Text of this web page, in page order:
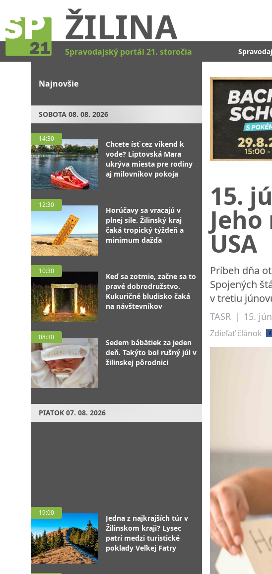
ŽILINA
Spravodajský portál 21. storočia
Najnovšie
SOBOTA 08. 08. 2026
14:30
Chcete ísť cez víkend k
vode? Liptovská Mara
ukrýva miesta pre rodiny
aj milovníkov pokoja
12:30
Horúčavy sa vracajú v
plnej sile. Žilinský kraj
čaká tropický týždeň a
minimum dažďa
10:30
Keď sa zotmie, začne sa to
pravé dobrodružstvo.
Kukuričné bludisko čaká
na návštevníkov
08:30
Sedem bábätiek za jeden
deň. Takýto bol rušný júl v
žilinskej pôrodnici
PIATOK 07. 08. 2026
19:00
Jedna z najkrajších túr v
Žilinskom kraji? Lysec
patrí medzi turistické
poklady Veľkej Fatry
15.
USA
Príbeh dňa
Spojených
v tretiu
TASR | 15.
Zdieľať článok